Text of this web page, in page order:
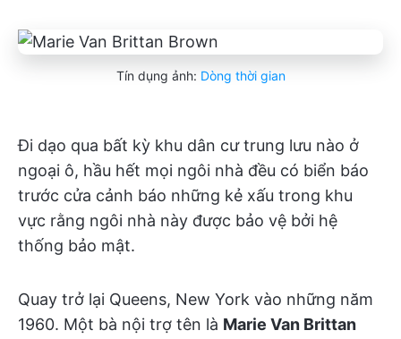
Tín dụng ảnh: Dòng thời gian
Đi dạo qua bất kỳ khu dân cư trung lưu nào ở
ngoại ô, hầu hết mọi ngôi nhà đều có biển báo
trước cửa cảnh báo những kẻ xấu trong khu
vực rằng ngôi nhà này được bảo vệ bởi hệ
thống bảo mật.
Quay trở lại Queens, New York vào những năm
1960. Một bà nội trợ tên là Marie Van Brittan